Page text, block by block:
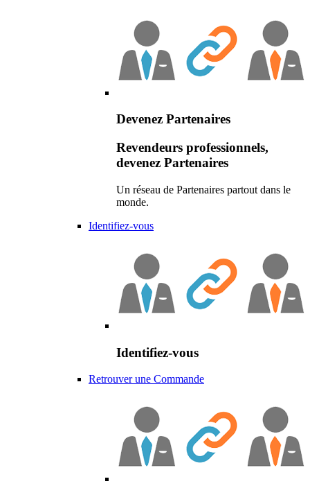
Devenez Partenaires
Revendeurs professionnels,
devenez Partenaires
Un réseau de Partenaires partout dans le
monde.
Identifiez-vous
Identifiez-vous
Retrouver une Commande